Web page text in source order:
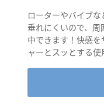
ローターやバイブな
垂れにくいので、
中できます！快感
ャーとスッとする使